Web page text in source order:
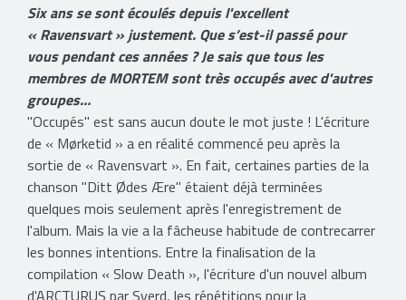
Six ans se sont écoulés depuis l'excellent
« Ravensvart » justement. Que s’est-il passé pour
vous pendant ces années ? Je sais que tous les
membres de MORTEM sont très occupés avec d'autres
groupes…
"Occupés" est sans aucun doute le mot juste ! L'écriture
de « Mørketid » a en réalité commencé peu après la
sortie de « Ravensvart ». En fait, certaines parties de la
chanson "Ditt Ødes Ære" étaient déjà terminées
quelques mois seulement après l'enregistrement de
l'album. Mais la vie a la fâcheuse habitude de contrecarrer
les bonnes intentions. Entre la finalisation de la
compilation « Slow Death », l'écriture d'un nouvel album
d'ARCTURUS par Sverd, les répétitions pour la